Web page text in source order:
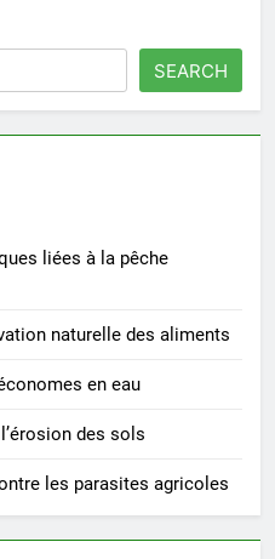
SEARCH
liées à la pêche
naturelle des aliments
en eau
des sols
les parasites agricoles